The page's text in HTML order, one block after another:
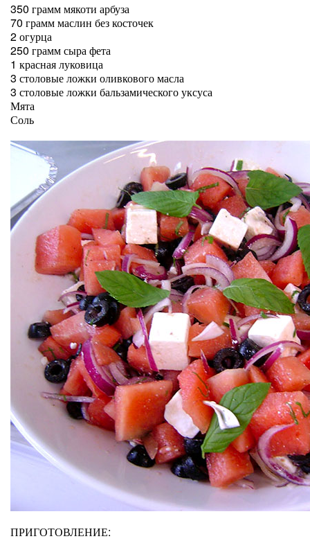
350 грамм мякоти арбуза
70 грамм маслин без косточек
2 огурца
250 грамм сыра фета
1 красная луковица
3 столовые ложки оливкового масла
3 столовые ложки бальзамического уксуса
Мята
Соль
ПРИГОТОВЛЕНИЕ: